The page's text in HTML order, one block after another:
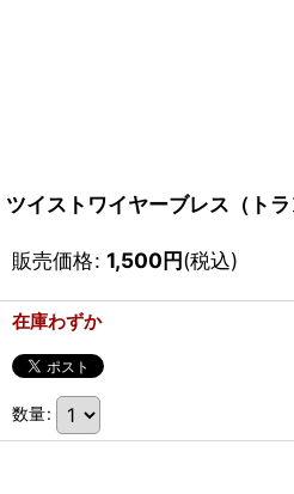
ツイストワイヤーブレス（トラ
販売価格: 1,500円(税込)
在庫わずか
数量: